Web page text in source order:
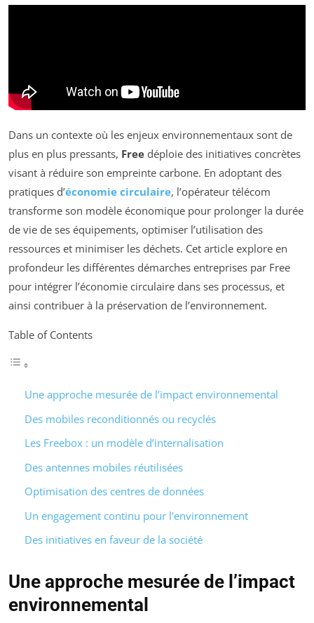
Dans un contexte où les enjeux environnementaux sont de
plus en plus pressants, Free déploie des initiatives concrètes
visant à réduire son empreinte carbone. En adoptant des
pratiques d’économie circulaire, l’opérateur télécom
transforme son modèle économique pour prolonger la durée
de vie de ses équipements, optimiser l’utilisation des
ressources et minimiser les déchets. Cet article explore en
profondeur les différentes démarches entreprises par Free
pour intégrer l’économie circulaire dans ses processus, et
ainsi contribuer à la préservation de l’environnement.
Table of Contents
Une approche mesurée de l’impact environnemental
Des mobiles reconditionnés ou recyclés
Les Freebox : un modèle d’internalisation
Des antennes mobiles réutilisées
Optimisation des centres de données
Un engagement continu pour l’environnement
Des initiatives en faveur de la société
Une approche mesurée de l’impact
environnemental